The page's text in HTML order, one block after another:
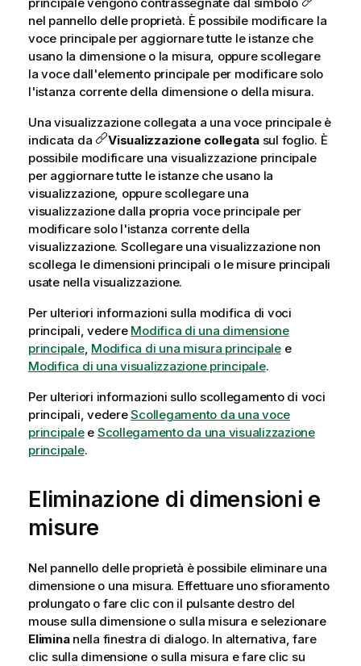
nel pannello delle proprietà. È possibile modificare la
voce principale per aggiornare tutte le istanze che
usano la dimensione o la misura, oppure scollegare
la voce dall'elemento principale per modificare solo
l'istanza corrente della dimensione o della misura.
Una visualizzazione collegata a una voce principale è
indicata da
Visualizzazione collegatasul foglio. È
possibile modificare una visualizzazione principale
per aggiornare tutte le istanze che usano la
visualizzazione, oppure scollegare una
visualizzazione dalla propria voce principale per
modificare solo l'istanza corrente della
visualizzazione. Scollegare una visualizzazione non
scollega le dimensioni principali o le misure principali
usate nella visualizzazione.
Per ulteriori informazioni sulla modifica di voci
principali, vedere Modifica di una dimensione
principale, Modifica di una misura principalee
Modifica di una visualizzazione principale.
Per ulteriori informazioni sullo scollegamento di voci
principali, vedereScollegamento da una voce
principalee Scollegamento da una visualizzazione
principale.
Eliminazione di dimensioni e
misure
Nel pannello delle proprietà è possibile eliminare una
dimensione o una misura. Effettuare uno sfioramento
prolungato o fare clic con il pulsante destro del
mouse sulla dimensione o sulla misura e selezionare
Eliminanella finestra di dialogo. In alternativa, fare
clic sulla dimensione o sulla misura e fare clic su